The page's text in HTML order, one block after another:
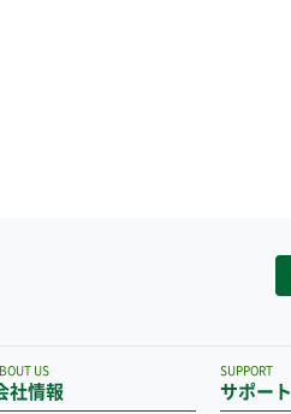
社情報
US
サポート
SUPPORT